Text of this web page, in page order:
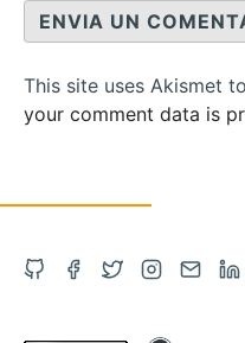
This site uses Akismet
your comment data is
ObreObre
Facebook
Obre
Twitter
Obre
en